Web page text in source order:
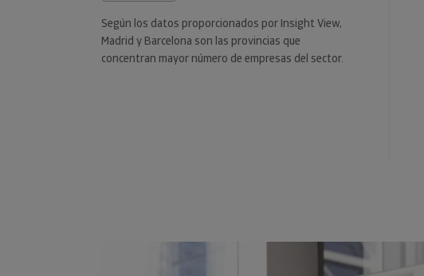
Según los datos proporcionados por Insight View,
Madrid y Barcelona son las provincias que
concentran mayor número de empresas del sector.